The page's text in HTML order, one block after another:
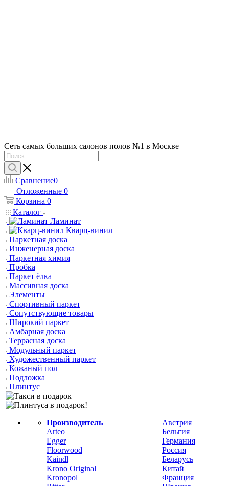
Сеть самых больших салонов полов №1 в Москве
Сравнение0
Отложенные 0
Корзина 0
Каталог
Ламинат
Кварц-винил
Паркетная доска
Инженерная доска
Паркетная химия
Пробка
Паркет ёлка
Массивная доска
Элементы
Спортивный паркет
Сопутствующие товары
Широкий паркет
Амбарная доска
Террасная доска
Модульный паркет
Художественный паркет
Кожаный пол
Подложка
Плинтус
Производитель
Arteo
Egger
Floorwood
Kaindl
Krono Original
Kronopol
Австрия
Бельгия
Германия
Россия
Беларусь
Китай
Франция